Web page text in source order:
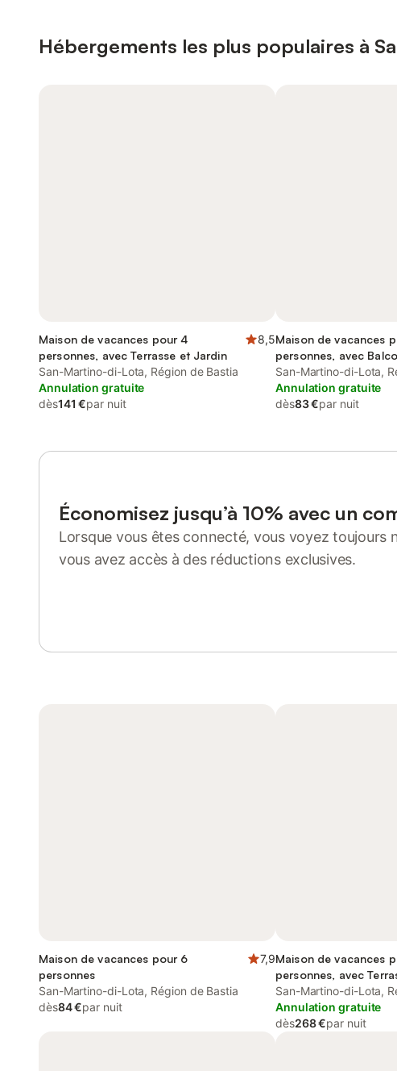
Hébergements les plus populaires à
Maison de vacances pour 4
personnes, avec Terrasse et Jardin
8,5
San-Martino-di-Lota, Région de Bastia
Annulation gratuite
dès141 €par nuit
Maison de vacances
personnes, avec
San-Martino-di-Lota,
Annulation gratuite
dès83 €par nuit
Économisez jusqu’à 10% avec un
Lorsque vous êtes connecté, vous voyez toujours
vous avez accès à des réductions exclusives.
Maison de vacances pour 6
personnes
7,9
San-Martino-di-Lota, Région de Bastia
dès84 €par nuit
Maison de vacances
personnes, avec
San-Martino-di-Lota,
Annulation gratuite
dès268 €par nuit